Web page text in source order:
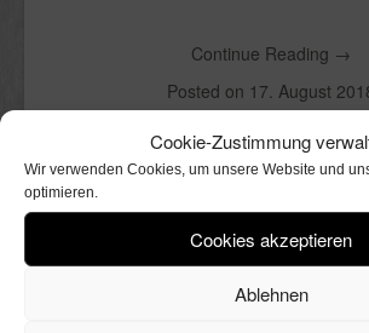
Cookie-Zustimmung
Wir verwenden Cookies, um unsere Website und
optimieren.
Cookies akzeptieren
Ablehnen
Continue Reading →
Posted on 17. August